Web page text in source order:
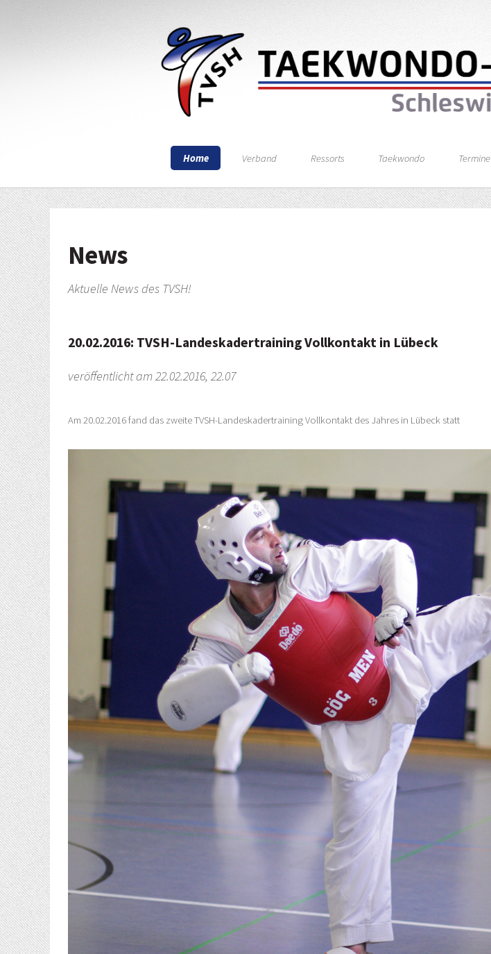
Home Verband Ressorts Taekwondo Termine
News
Aktuelle News des TVSH!
20.02.2016: TVSH-Landeskadertraining Vollkontakt in Lübeck
veröffentlicht am 22.02.2016, 22.07
Am 20.02.2016 fand das zweite TVSH-Landeskadertraining Vollkontakt des Jahres in Lübeck statt